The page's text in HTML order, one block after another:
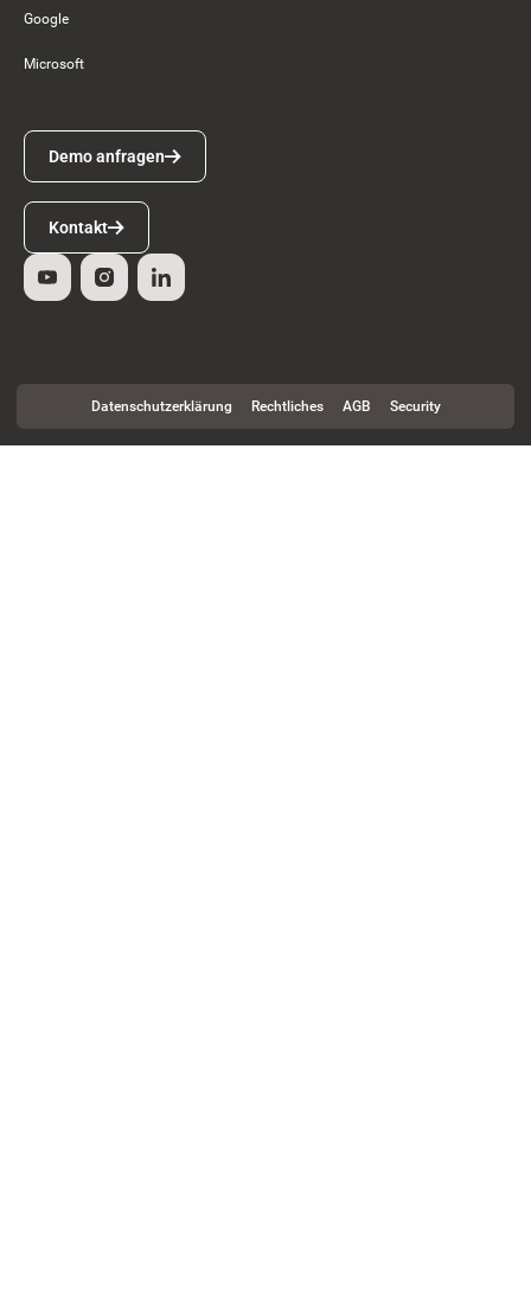
Google
Microsoft
Demo anfragen
Demo anfragen
Kontakt
Kontakt
Datenschutzerklärung Rechtliches AGB Security